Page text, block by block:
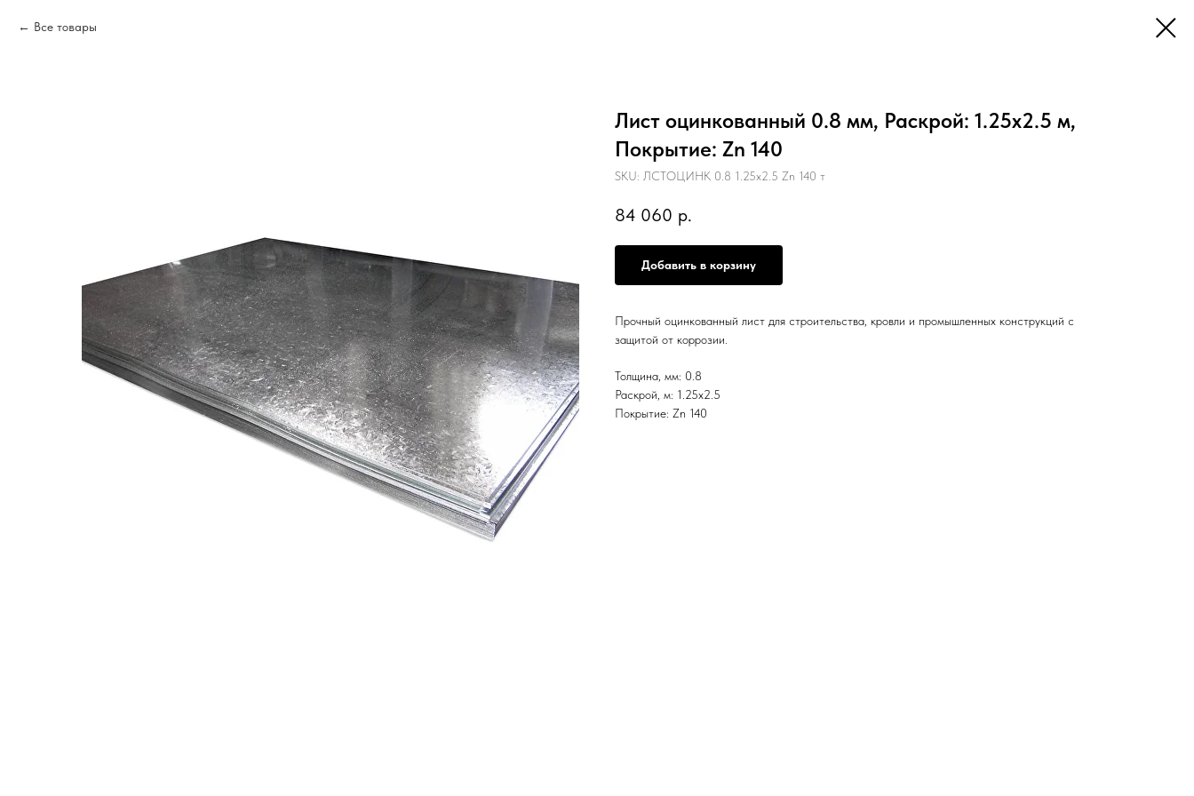
Все товары
Лист оцинкованный 0.8 мм, Раскрой: 1.25х2.5 м,
Покрытие: Zn 140
SKU: ЛСТОЦИНК 0.8 1.25х2.5 Zn 140 т
84 060 р.
Добавить в корзину
Прочный оцинкованный лист для строительства, кровли и промышленных конструкций с
защитой от коррозии.
Толщина, мм: 0.8
Раскрой, м: 1.25х2.5
Покрытие: Zn 140